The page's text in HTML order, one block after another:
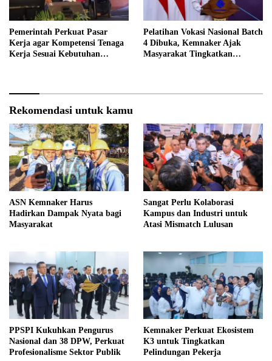
Pemerintah Perkuat Pasar
Kerja agar Kompetensi Tenaga
Kerja Sesuai Kebutuhan
Pelatihan Vokasi Nasional Batch
4 Dibuka, Kemnaker Ajak
Masyarakat Tingkatkan
Rekomendasi untuk kamu
ASN Kemnaker Harus
Hadirkan Dampak Nyata bagi
Masyarakat
Sangat Perlu Kolaborasi
Kampus dan Industri untuk
Atasi Mismatch Lulusan
PPSPI Kukuhkan Pengurus
Nasional dan 38 DPW, Perkuat
Profesionalisme Sektor Publik
Kemnaker Perkuat Ekosistem
K3 untuk Tingkatkan
Pelindungan Pekerja